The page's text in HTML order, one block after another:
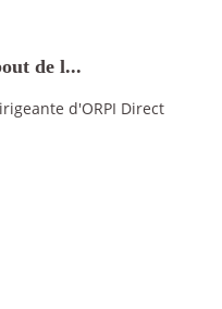
de l...
d'ORPI Direct